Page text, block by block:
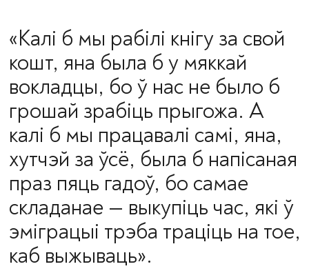
«Калі б мы рабілі кнігу за свой
кошт, яна была б у мяккай
вокладцы, бо ў нас не было б
грошай зрабіць прыгожа. А
калі б мы працавалі самі, яна,
хутчэй за ўсё, была б напісаная
праз пяць гадоў, бо самае
складанае — выкупіць час, які ў
эміграцыі трэба траціць на тое,
каб выжываць».